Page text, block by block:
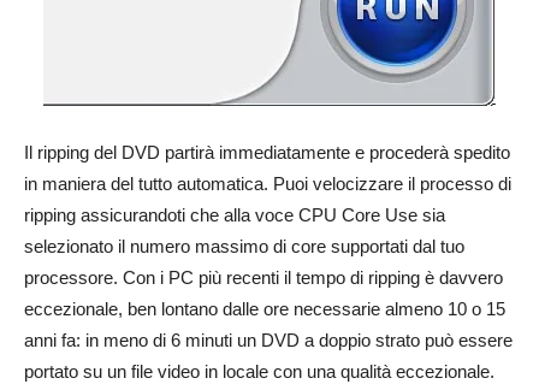
Il ripping del DVD partirà immediatamente e procederà spedito
in maniera del tutto automatica. Puoi velocizzare il processo di
ripping assicurandoti che alla voce CPU Core Use sia
selezionato il numero massimo di core supportati dal tuo
processore. Con i PC più recenti il tempo di ripping è davvero
eccezionale, ben lontano dalle ore necessarie almeno 10 o 15
anni fa: in meno di 6 minuti un DVD a doppio strato può essere
portato su un file video in locale con una qualità eccezionale.